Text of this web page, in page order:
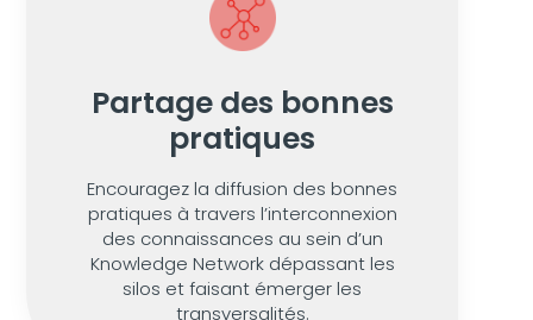
Partage des bonnes
pratiques
Encouragez la diffusion des bonnes
pratiques à travers l’interconnexion
des connaissances au sein d’un
Knowledge Network dépassant les
silos et faisant émerger les
transversalités.